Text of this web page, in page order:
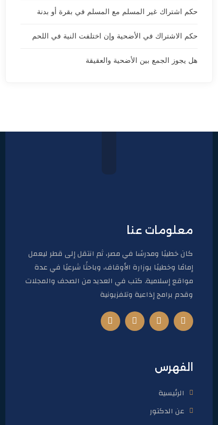
حكم اشتراك غير المسلم مع المسلم في بقرة أو بدنة
حكم الاشتراك في الأضحية وإن اختلفت النية في اللحم
هل يجوز الجمع بين الأضحية والعقيقة
معلومات عنا
كان خطيبًا ومدرسًا في مصر، ثم انتقل إلى قطر ليعمل
إمامًا وخطيبًا بوزارة الأوقاف، وباحثًا شرعيًا في عدة
مواقع إسلامية. كتب في العديد من الصحف والمجلات
وقدم برامج إذاعية وتلفزيونية
الفهرس
الرئيسية
عن الدكتور